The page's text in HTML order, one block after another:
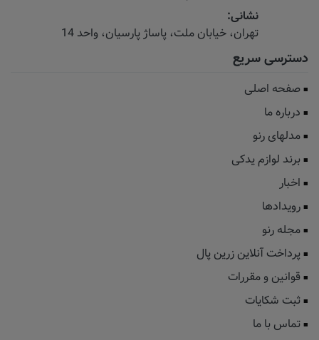
نشانی:
تهران، خیابان‌ ملت، پاساژ‌ پارسیان، واحد 14
دسترسی سریع
صفحه اصلی
درباره ما
مدلهای رنو
برند لوازم یدکی
اخبار
رویدادها
مجله رنو
پرداخت آنلاین زرین پال
قوانین و مقررات
ثبت شکایات
تماس با ما